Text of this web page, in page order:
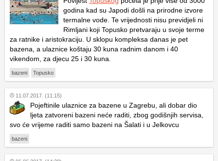
godina kad su Japodi došli na prirodne izvore
termalne vode. Te vrijednosti nisu previdjeli ni
Rimljani koji Topusko pretvaraju u svoje terme
za ratnike i aristokraciju. U sklopu kompleksa danas je pet
bazena, a ulaznice koštaju 30 kuna radnim danom i 40
vikendom, za djecu 25 i 30 kuna.
bazeni Topusko
11.07.2017. (11:15)
Pojeftinile ulaznice za bazene u Zagrebu, ali dobar dio
ljeta zatvoreni bazeni neće raditi, zbog godišnjih servisa,
svo će vrijeme raditi samo bazeni na Šalati i u Jelkovcu
bazeni